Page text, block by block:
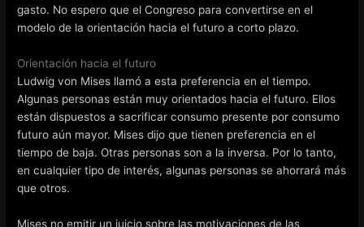
gasto. No espero que el Congreso para convertirse en el
modelo de la orientación hacia el futuro a corto plazo.
Orientación hacia el futuro
Ludwig von Mises llamó a esta preferencia en el tiempo.
Algunas personas están muy orientados hacia el futuro. Ellos
están dispuestos a sacrificar consumo presente por consumo
futuro aún mayor. Mises dijo que tienen preferencia en el
tiempo de baja. Otras personas son a la inversa. Por lo tanto,
en cualquier tipo de interés, algunas personas se ahorrará más
que otros.
Mises no emitir un juicio sobre las motivaciones de las